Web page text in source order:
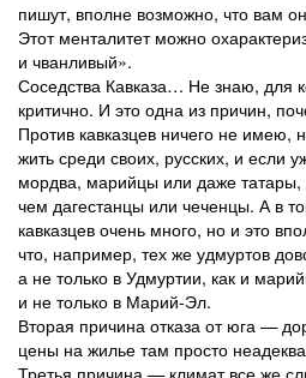
пишут, вполне возможно, что вам
Этот менталитет можно
и чванливый».
Соседства Кавказа… Не знаю, для
критично. И это одна из причин,
Против кавказцев ничего не имею,
жить среди своих, русских, и если
мордва, марийцы или даже татары,
чем дагестанцы или чеченцы. А в
кавказцев очень много, но и это
что, например, тех же удмуртов
а не только в Удмуртии, как и
и не только в Марий-Эл.
Вторая причина отказа от юга —
цены на жилье там просто
Третья причина — климат все же